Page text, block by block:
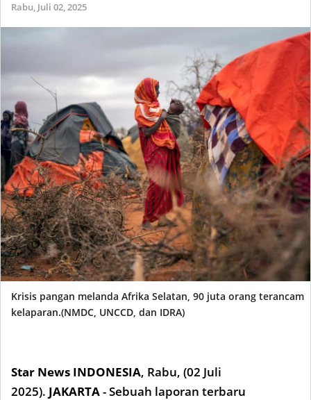
Rabu, Juli 02, 2025
Krisis pangan melanda Afrika Selatan, 90 juta orang terancam
kelaparan.(NMDC, UNCCD, dan IDRA)
Star News INDONESIA, Rabu, (02 Juli
2025). JAKARTA- Sebuah laporan terbaru